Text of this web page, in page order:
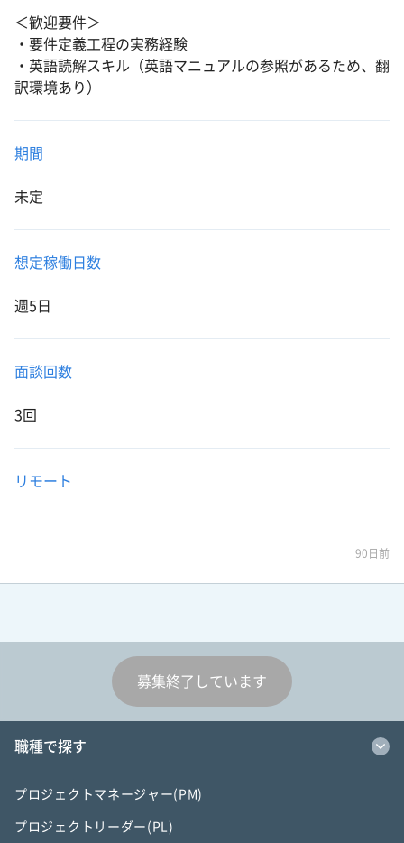
＜歓迎要件＞
・要件定義工程の実務経験
・英語読解スキル（英語マニュアルの参照があるため、翻
訳環境あり）
期間
未定
想定稼働日数
週5日
面談回数
3回
リモート
90日前
募集終了しています
職種で探す
プロジェクトマネージャー(PM)
プロジェクトリーダー(PL)